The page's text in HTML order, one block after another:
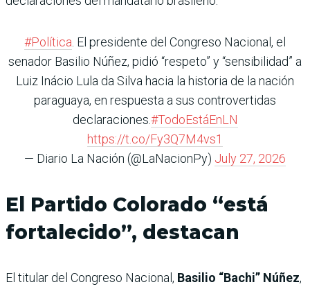
#Política. El presidente del Congreso Nacional, el
senador Basilio Núñez, pidió “respeto” y “sensibilidad” a
Luiz Inácio Lula da Silva hacia la historia de la nación
paraguaya, en respuesta a sus controvertidas
declaraciones.#TodoEstáEnLN
https://t.co/Fy3Q7M4vs1
— Diario La Nación (@LaNacionPy) July 27, 2026
El Partido Colorado “está
fortalecido”, destacan
El titular del Congreso Nacional, Basilio “Bachi” Núñez,